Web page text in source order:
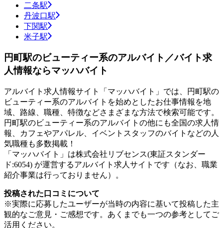
二条駅
丹波口駅
下関駅
米子駅
円町駅のビューティー系のアルバイト／バイト求
人情報ならマッハバイト
アルバイト求人情報サイト「マッハバイト」では、円町駅の
ビューティー系のアルバイトを始めとしたお仕事情報を地
域、路線、職種、特徴などさまざまな方法で検索可能です。
円町駅のビューティー系のアルバイトの他にも全国の求人情
報、カフェやアパレル、イベントスタッフのバイトなどの人
気職種も多数掲載！
「マッハバイト」は株式会社リブセンス(東証スタンダー
ド:6054) が運営するアルバイト求人サイトです（なお、職業
紹介事業は行っておりません）。
投稿された口コミについて
※実際に応募したユーザーが当時の内容に基いて投稿した主
観的なご意見・ご感想です。あくまでも一つの参考としてご
活用ください。